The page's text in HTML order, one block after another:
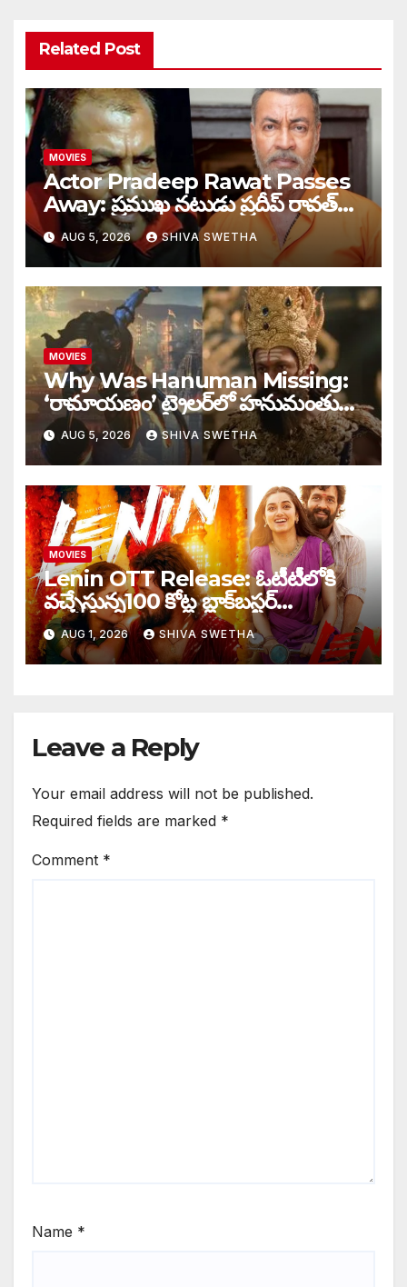
Related Post
MOVIES
Actor Pradeep Rawat Passes
Away: ప్రముఖ నటుడు ప్రదీప్ రావత్
మృతి…
AUG 5, 2026 SHIVA SWETHA
MOVIES
Why Was Hanuman Missing:
‘రామాయణం’ ట్రైలర్‌లో హనుమంతుడు
ఎందుకు కనిపించలేదు…
AUG 5, 2026 SHIVA SWETHA
MOVIES
Lenin OTT Release: ఓటీటీలోకి
వచ్చేస్తున్న100 కోట్ల బ్లాక్‌బస్టర్…
AUG 1, 2026 SHIVA SWETHA
Leave a Reply
Your email address will not be published.
Required fields are marked *
Comment *
Name *